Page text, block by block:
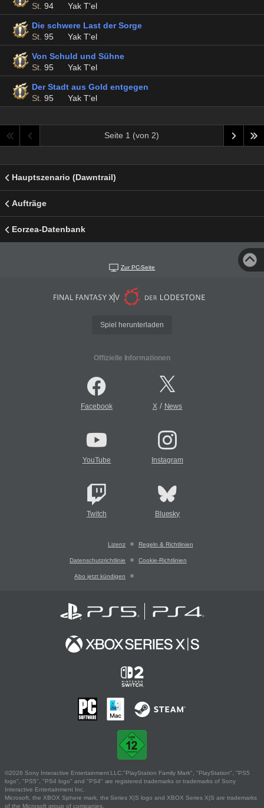
St. 94 Yak T'el
Die schwere Last der Sorge
St. 95 Yak T'el
Von Schuld und Sühne
St. 95 Yak T'el
Der Stadt aus Gold entgegen
St. 95 Yak T'el
Seite 1 (von 2)
Hauptszenario (Dawntrail)
Aufträge
Eorzea-Datenbank
Zur PC-Seite
Spiel herunterladen
Offizielle Informationen
Facebook X/ News
YouTube Instagram
Twitch Bluesky
Lizenz Regeln & Richtlinien
Datenschutzrichtlinie Cookie-Richtlinien
Abo jetzt kündigen
©2026 Sony Interactive Entertainment LLC."PlayStation Family Mark", "PlayStation", "PS5
logo", "PS5", "PS4 logo" and "PS4" are registered trademarks or trademarks of Sony
Interactive Entertainment Inc.
Microsoft, the XBOX Sphere mark, the Series X|S logo and XBOX Series X|S are trademarks
of the Microsoft group of companies.